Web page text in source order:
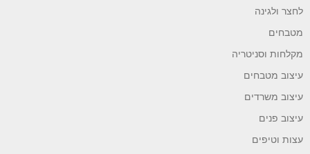
לחצר ולגינה
מטבחים
מקלחות וסניטריה
עיצוב מטבחים
עיצוב משרדים
עיצוב פנים
עצות וטיפים